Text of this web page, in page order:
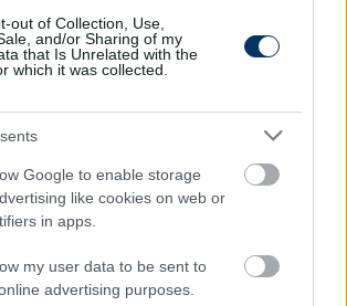
out of Collection, Use,
and/or Sharing of my
that Is Unrelated with the
which it was collected.
Google to enable storage
like cookies on web or
in apps.
my user data to be sent to
advertising purposes.
(szombaton) 17.45-től lép pályára a